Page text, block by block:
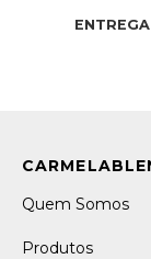
Quem Somos
Produtos